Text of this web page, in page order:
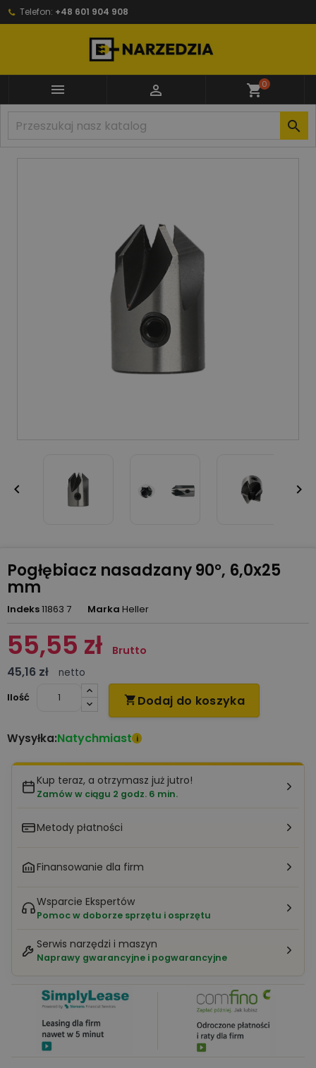
Telefon: +48 601 904 908
  shopping_cart0

 
Pogłębiacz nasadzany 90°, 6,0x25
mm
Indeks11863 7 Marka Heller
55,55 zł Brutto
45,16 zł
netto
Ilość
 Dodaj do koszyka
Wysyłka:Natychmiast i
Kup teraz, a otrzymasz już jutro!
Zamów w ciągu 2 godz. 6 min.
Metody płatności
Finansowanie dla firm
Wsparcie Ekspertów
Pomoc w doborze sprzętu i osprzętu
Serwis narzędzi i maszyn
Naprawy gwarancyjne i pogwarancyjne